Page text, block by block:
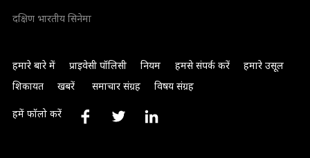
दक्षिण भारतीय सिनेमा
हमारे बारे में प्राइवेसी पॉलिसी नियम हमसे संपर्क करें
हमारे उसूल
शिकायत
खबरें समाचार संग्रह विषय संग्रह
हमें फॉलो करें